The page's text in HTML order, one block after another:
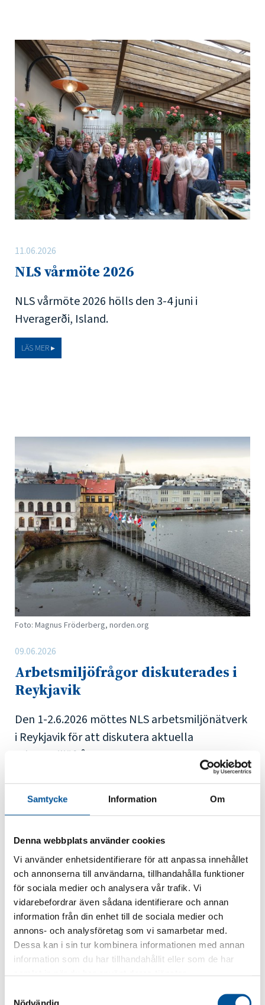
Samtycke Information Om
Denna webbplats använder cookies
Vi använder enhetsidentifierare för att anpassa innehållet
och annonserna till användarna, tillhandahålla funktioner
för sociala medier och analysera vår trafik. Vi
vidarebefordrar även sådana identifierare och annan
information från din enhet till de sociala medier och
annons- och analysföretag som vi samarbetar med.
Dessa kan i sin tur kombinera informationen med annan
information som du har tillhandahållit eller som de har
11.06.2026
NLS vårmöte 2026
NLS vårmöte 2026 hölls den 3-4 juni i
Hveragerði, Island.
LÄS MER ▸
Foto: Magnus Fröderberg, norden.org
09.06.2026
Arbetsmiljöfrågor diskuterades i
Reykjavik
Den 1-2.6.2026 möttes NLS arbetsmiljönätverk
i Reykjavik för att diskutera aktuella
arbetsmiljöfrågor.
LÄS MER ▸
ALLA NYHETER